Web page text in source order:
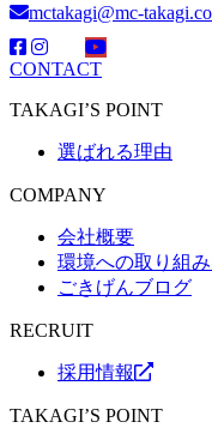
mctakagi@mc-
CONTACT
TAKAGI’S POINT
選ばれる理由
COMPANY
会社概要
環境への取り組
ごきげんブログ
RECRUIT
採用情報
TAKAGI’S POINT